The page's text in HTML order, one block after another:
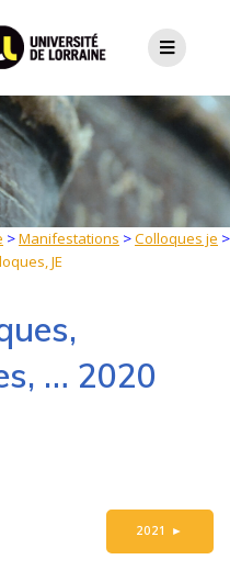
>Manifestations >Colloques je >
JE
… 2020
2021 ►